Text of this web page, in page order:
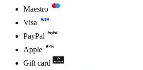
Maestro
Visa
PayPal
Apple
Gift card